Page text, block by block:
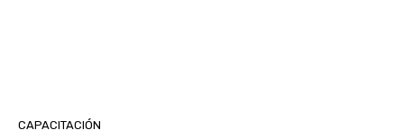
CAPACITACIÓN